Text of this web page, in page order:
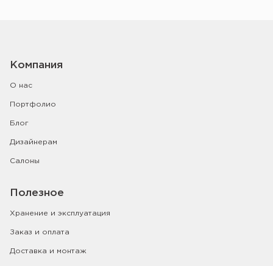
Компания
О нас
Портфолио
Блог
Дизайнерам
Салоны
Полезное
Хранение и эксплуатация
Заказ и оплата
Доставка и монтаж